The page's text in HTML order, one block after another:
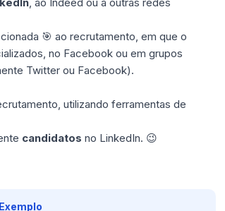
🎯 ao recrutamento, em que o
no Facebook ou em grupos
Twitter ou Facebook).
utilizando ferramentas de
candidatos no LinkedIn. 😉
Exemplo